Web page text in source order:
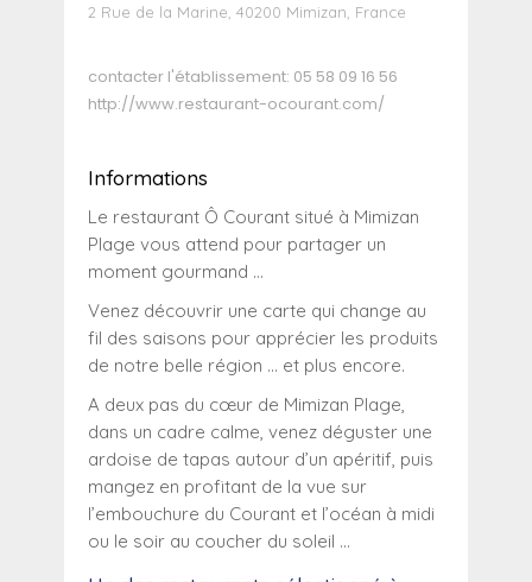
2 Rue de la Marine, 40200 Mimizan, France
contacter l'établissement: 05 58 09 16 56
http://www.restaurant-ocourant.com/
Informations
Le restaurant Ô Courant situé à Mimizan
Plage vous attend pour partager un
moment gourmand …
Venez découvrir une carte qui change au
fil des saisons pour apprécier les produits
de notre belle région … et plus encore.
A deux pas du cœur de Mimizan Plage,
dans un cadre calme, venez déguster une
ardoise de tapas autour d’un apéritif, puis
mangez en profitant de la vue sur
l’embouchure du Courant et l’océan à midi
ou le soir au coucher du soleil …